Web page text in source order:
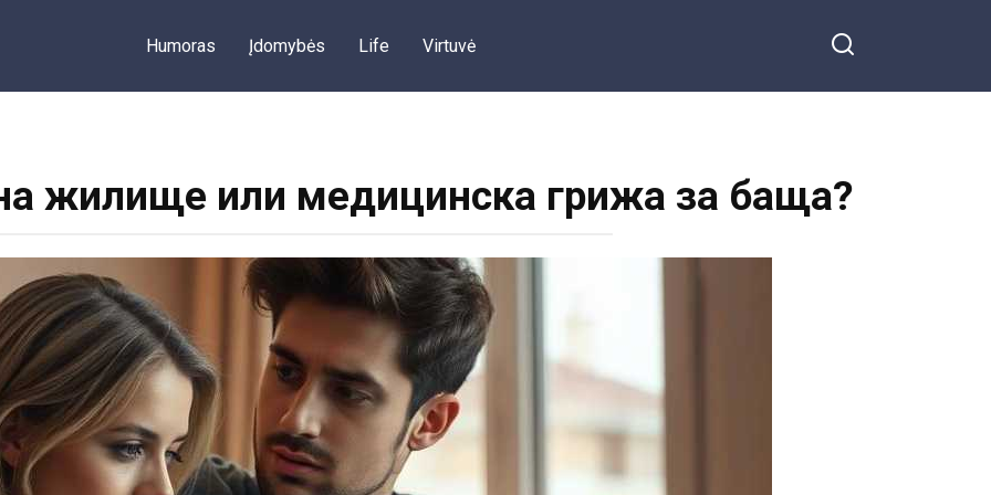
Humoras Įdomybės Life Virtuvė
жилище или медицинска грижа за баща?